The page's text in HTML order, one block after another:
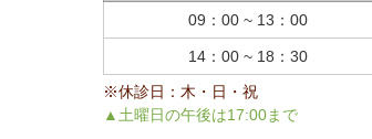
09：00 ~ 13：00
14：00 ~ 18：30
※休診日：木・日・祝
▲土曜日の午後は17:00まで